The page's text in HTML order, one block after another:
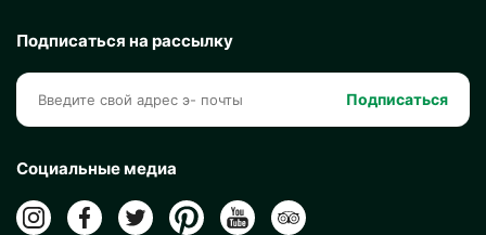
Подписаться на рассылку
Подписаться
Социальные медиа